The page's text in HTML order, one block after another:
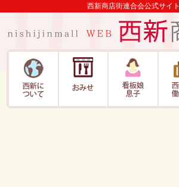
西新商店街連合会公式サイト